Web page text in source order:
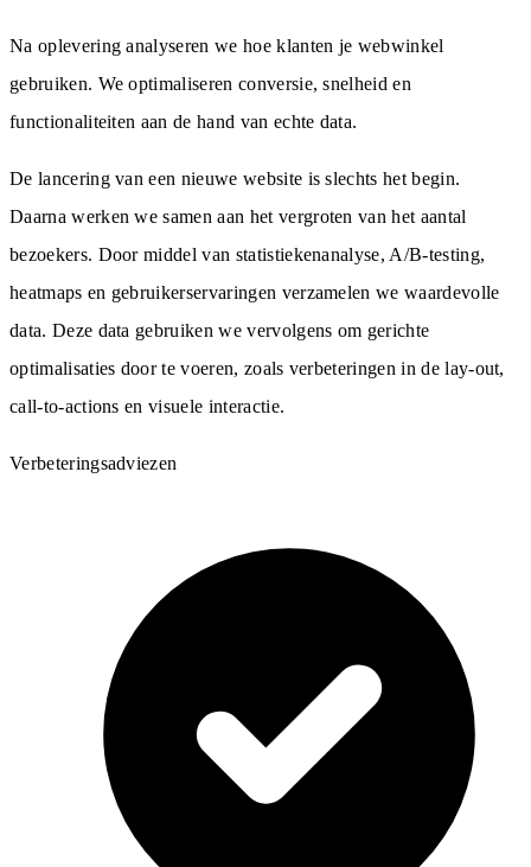
Na oplevering analyseren we hoe klanten je webwinkel
gebruiken. We optimaliseren conversie, snelheid en
functionaliteiten aan de hand van echte data.
De lancering van een nieuwe website is slechts het begin.
Daarna werken we samen aan het vergroten van het aantal
bezoekers. Door middel van statistiekenanalyse, A/B-testing,
heatmaps en gebruikerservaringen verzamelen we waardevolle
data. Deze data gebruiken we vervolgens om gerichte
optimalisaties door te voeren, zoals verbeteringen in de lay-out,
call-to-actions en visuele interactie.
Verbeteringsadviezen